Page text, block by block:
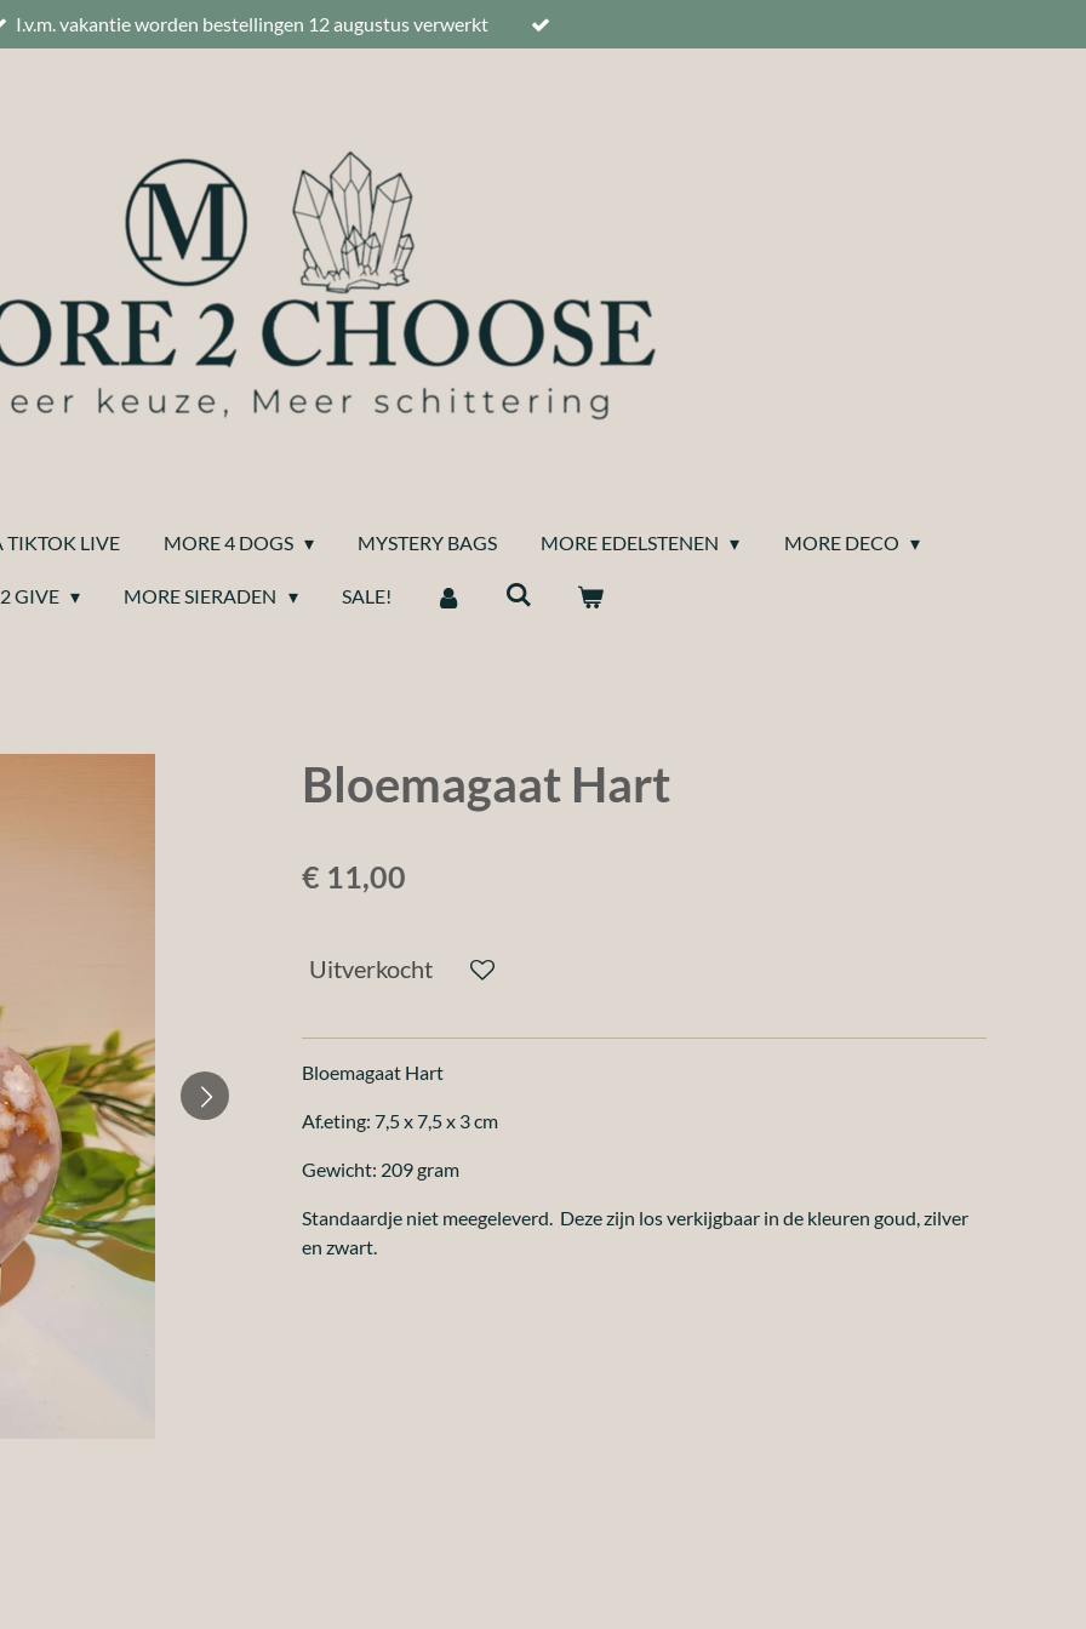
I.v.m. vakantie worden bestellingen 12 augustus verwerkt
LIVE MORE 4 DOGS MYSTERY BAGS MORE EDELSTENEN MORE DECO
GIVE MORE SIERADEN SALE!
Bloemagaat Hart
€ 11,00
Uitverkocht
Bloemagaat Hart
Af.eting: 7,5 x 7,5 x 3 cm
Gewicht: 209 gram
Standaardje niet meegeleverd. Deze zijn los verkijgbaar in de kleuren goud, zilver
en zwart.